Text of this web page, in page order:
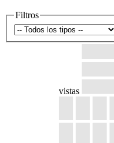
Filtros
vistas